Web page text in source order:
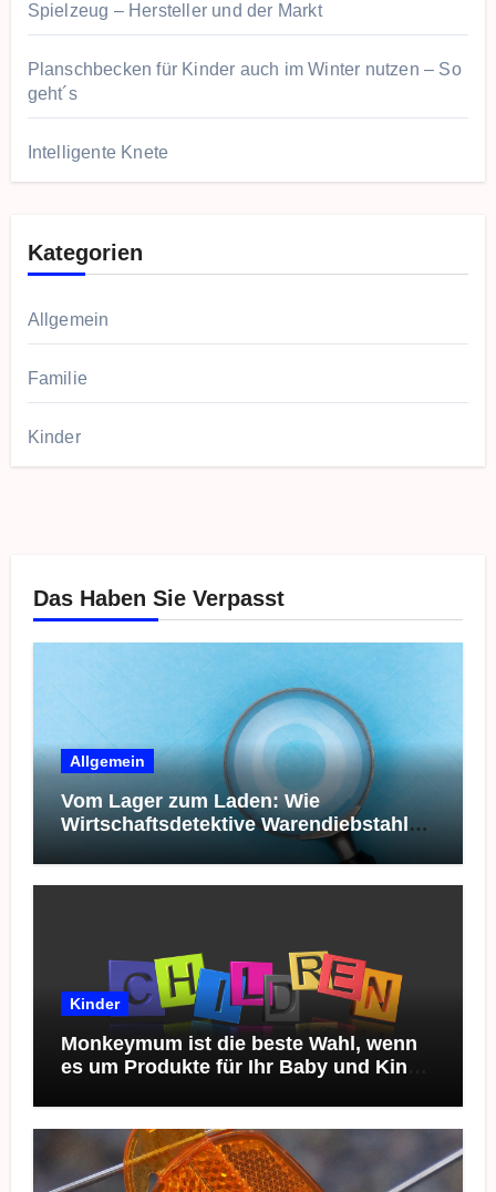
Spielzeug – Hersteller und der Markt
Planschbecken für Kinder auch im Winter nutzen – So
geht´s
Intelligente Knete
Kategorien
Allgemein
Familie
Kinder
Das Haben Sie Verpasst
Allgemein
Vom Lager zum Laden: Wie
Wirtschaftsdetektive Warendiebstahl
Kinder
Monkeymum ist die beste Wahl, wenn
es um Produkte für Ihr Baby und Kind